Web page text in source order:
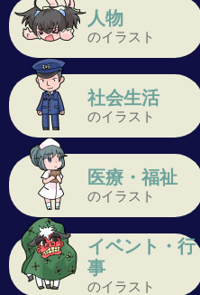
人物
のイラスト
社会生活
のイラスト
医療・福祉
のイラスト
イベント・行
事
のイラスト